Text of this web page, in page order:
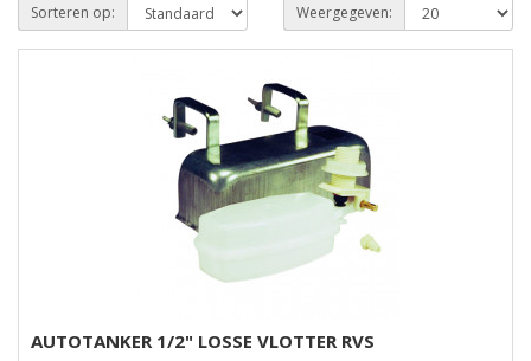
Sorteren op: Weergegeven:
AUTOTANKER 1/2" LOSSE VLOTTER RVS